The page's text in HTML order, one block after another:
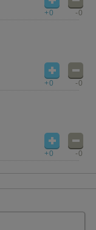
+0 -0
+0 -0
+0 -0